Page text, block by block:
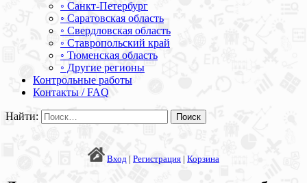
◦ Санкт-Петербург
◦ Саратовская область
◦ Свердловская область
◦ Ставропольский край
◦ Тюменская область
◦ Другие регионы
Контрольные работы
Контакты / FAQ
Найти:
Вход | Регистрация | Корзина